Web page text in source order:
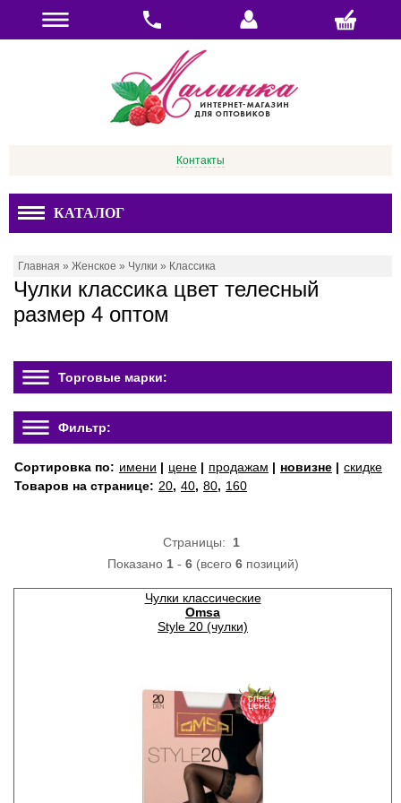
Контакты
КАТАЛОГ
Главная » Женское » Чулки » Классика
Чулки классика цвет телесный
размер 4 оптом
Торговые марки:
Фильтр:
Сортировка по: имени | цене | продажам | новизне | скидке
Товаров на странице: 20, 40, 80, 160
Страницы: 1
Показано 1- 6(всего 6позиций)
Чулки классические
Omsa
Style 20 (чулки)
спец
цена